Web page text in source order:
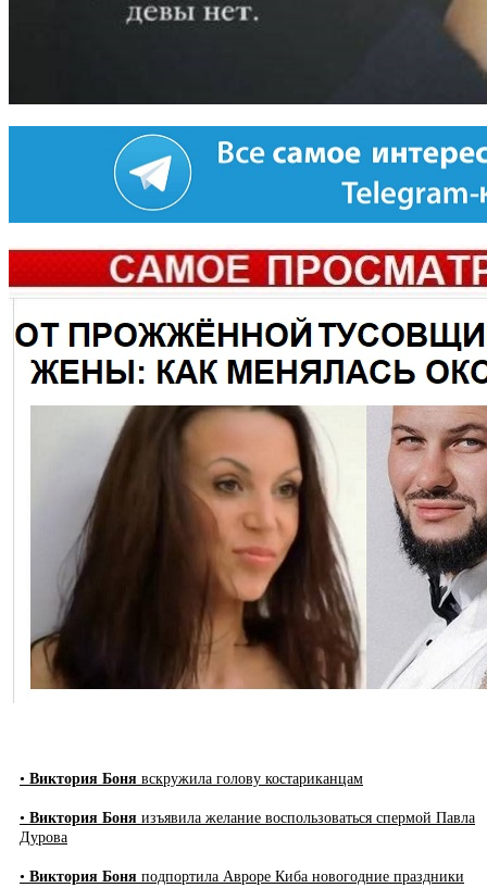
• Виктория Боня вскружила голову костариканцам
• Виктория Боня изъявила желание воспользоваться спермой Павла
Дурова
• Виктория Боня подпортила Авроре Киба новогодние праздники